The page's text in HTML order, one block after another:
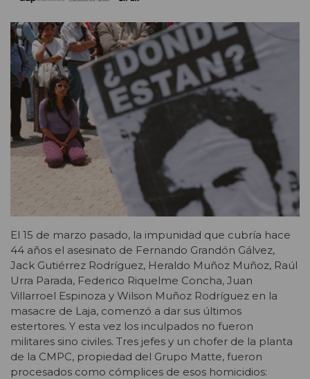
El 15 de marzo pasado, la impunidad que cubría hace
44 años el asesinato de Fernando Grandón Gálvez,
Jack Gutiérrez Rodríguez, Heraldo Muñoz Muñoz, Raúl
Urra Parada, Federico Riquelme Concha, Juan
Villarroel Espinoza y Wilson Muñoz Rodríguez en la
masacre de Laja, comenzó a dar sus últimos
estertores. Y esta vez los inculpados no fueron
militares sino civiles. Tres jefes y un chofer de la planta
de la CMPC, propiedad del Grupo Matte, fueron
procesados como cómplices de esos homicidios: